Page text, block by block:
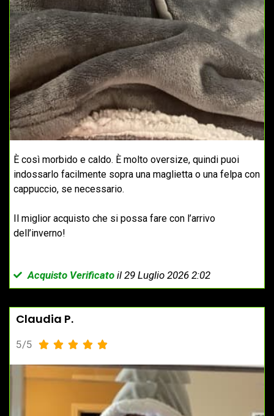
È così morbido e caldo. È molto oversize, quindi puoi
indossarlo facilmente sopra una maglietta o una felpa con
cappuccio, se necessario.
Il miglior acquisto che si possa fare con l’arrivo
dell’inverno!
Acquisto Verificatoil 29 Luglio 2026 2:02
Claudia P.
5/5     